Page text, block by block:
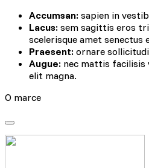
Accumsan: sapien in
Lacus: sem sagittis eros
scelerisque amet senectus
Praesent: ornare
Augue: nec mattis facilisis
elit magna.
O marce